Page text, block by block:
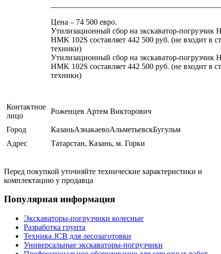
Цена – 74 500 евро.
Утилизационный сбор на экскаватор-погрузчик
HMK 102S составляет 442 500 руб. (не входит в
техники)
Утилизационный сбор на экскаватор-погрузчик
HMK 102S составляет 442 500 руб. (не входит в
техники)
Контактное
лицо
Роженцев Артем Викторович
Город
КазаньАзнакаевоАльметьевскБугульм
Адрес
Татарстан, Казань, м. Горки
Перед покупкой уточняйте технические характеристики и
комплектацию у продавца
Популярная информация
Экскаваторы-погрузчики колесные
Разработка грунта
Техника JCB для лесозаготовки
Универсальные экскаваторы-погрузчики